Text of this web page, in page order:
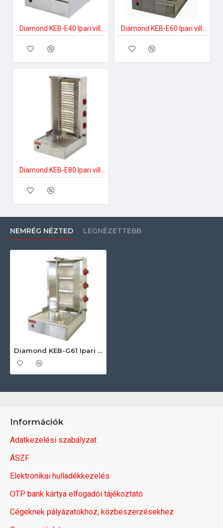
NEMRÉG NÉZTED LEGNÉZETTEBB
Diamond KEB-G61 Ipari gázsütő
Információk
Adatkezelési szabályzat
ÁSZF
Elektronikai hulladékkezelés
OTP bank kártya elfogadói tájékoztató
Cégeknek pályázatokhoz, közbeszerzésekhez